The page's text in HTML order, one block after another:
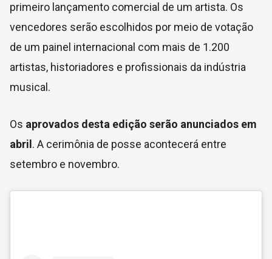
primeiro lançamento comercial de um artista. Os
vencedores serão escolhidos por meio de votação
de um painel internacional com mais de 1.200
artistas, historiadores e profissionais da indústria
musical.
Os aprovados desta edição serão anunciados em
abril . A cerimônia de posse acontecerá entre
setembro e novembro.